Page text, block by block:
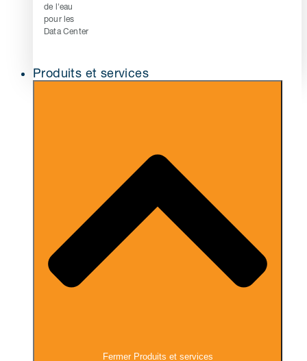
de l'eau
pour les
Data Center
Produits et services
Fermer Produits et services